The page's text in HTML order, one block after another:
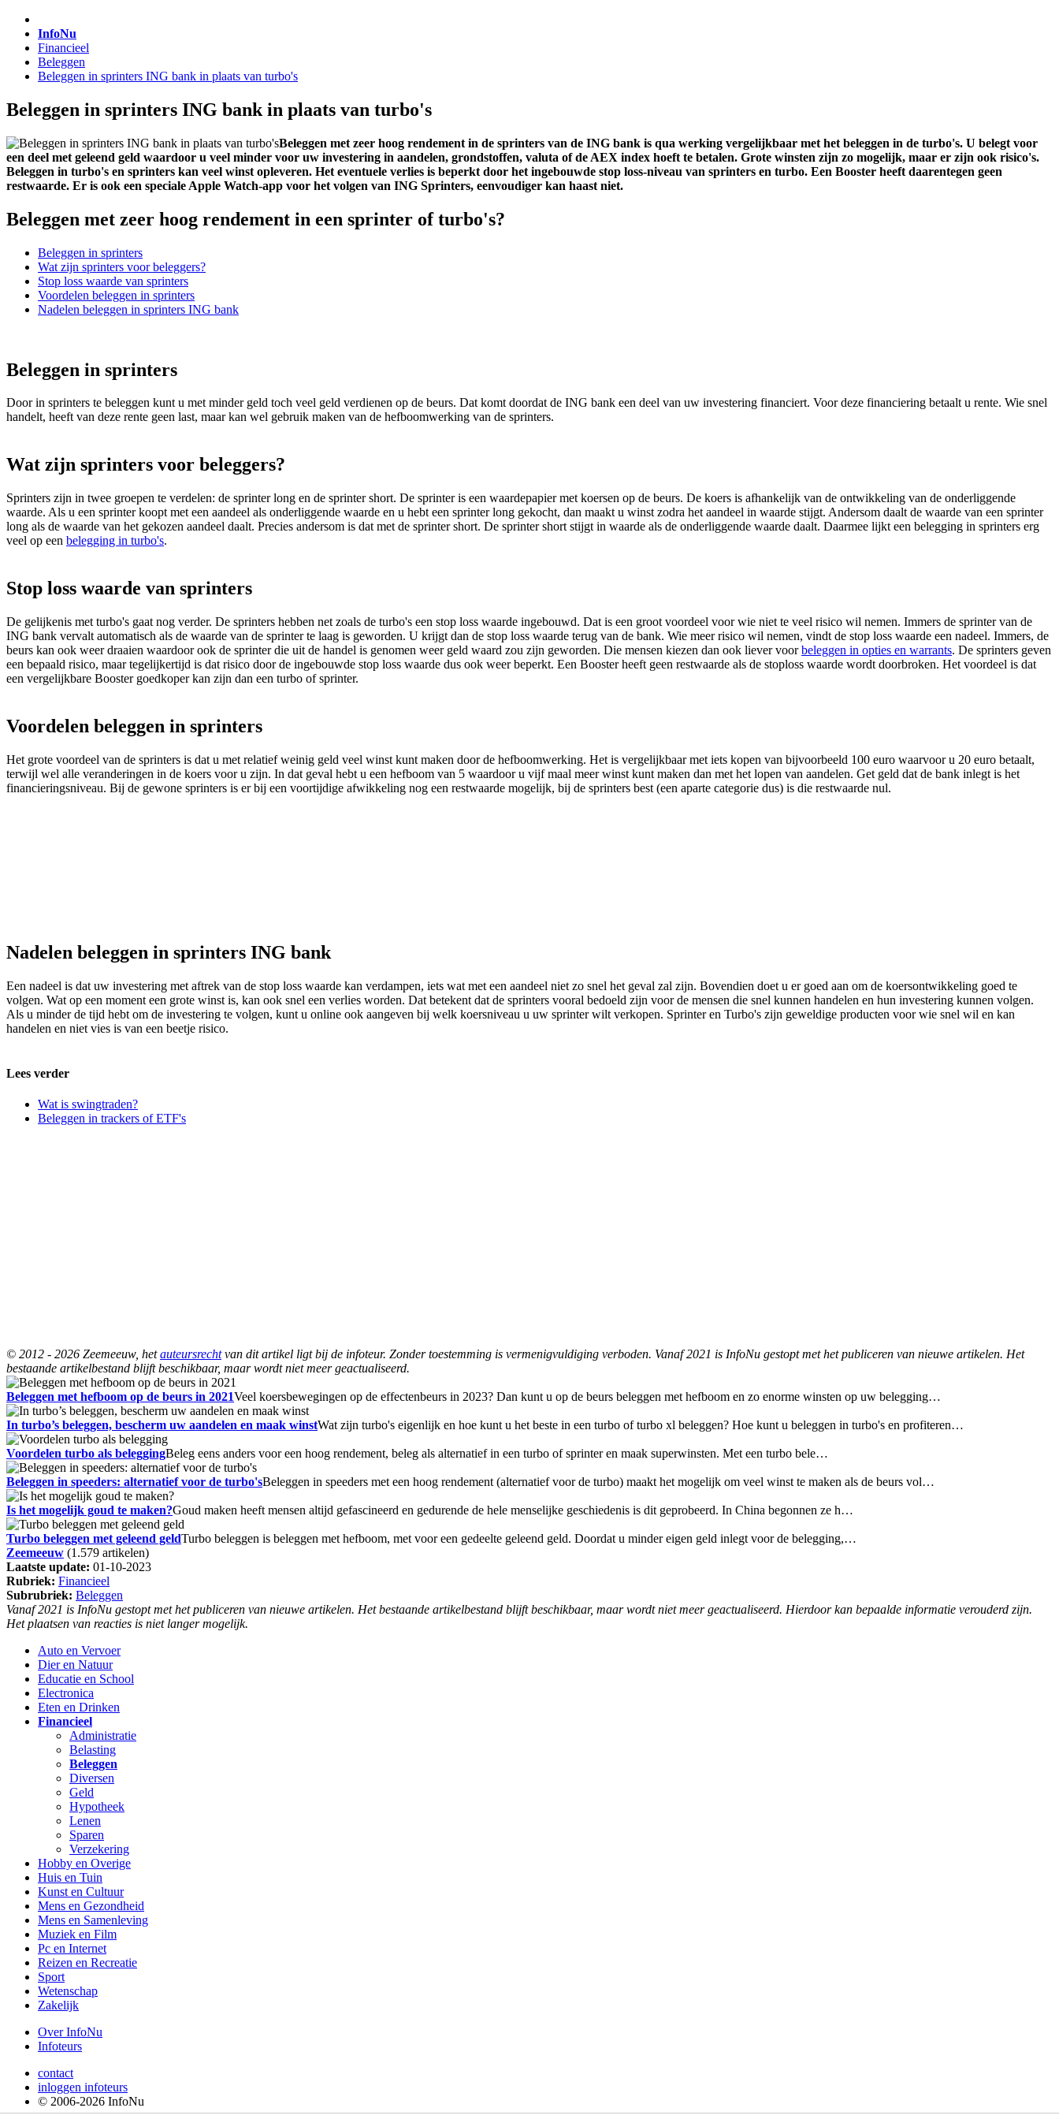
InfoNu
Financieel
Beleggen
Beleggen in sprinters ING bank in plaats van turbo's
Beleggen in sprinters ING bank in plaats van turbo's
Beleggen met zeer hoog rendement in de sprinters van de ING bank is qua werking vergelijkbaar met het beleggen in de turbo's. U belegt voor
een deel met geleend geld waardoor u veel minder voor uw investering in aandelen, grondstoffen, valuta of de AEX index hoeft te betalen. Grote winsten zijn zo mogelijk, maar er zijn ook risico's.
Beleggen in turbo's en sprinters kan veel winst opleveren. Het eventuele verlies is beperkt door het ingebouwde stop loss-niveau van sprinters en turbo. Een Booster heeft daarentegen geen
restwaarde. Er is ook een speciale Apple Watch-app voor het volgen van ING Sprinters, eenvoudiger kan haast niet.
Beleggen met zeer hoog rendement in een sprinter of turbo's?
Beleggen in sprinters
Wat zijn sprinters voor beleggers?
Stop loss waarde van sprinters
Voordelen beleggen in sprinters
Nadelen beleggen in sprinters ING bank
Beleggen in sprinters
Door in sprinters te beleggen kunt u met minder geld toch veel geld verdienen op de beurs. Dat komt doordat de ING bank een deel van uw investering financiert. Voor deze financiering betaalt u rente. Wie snel
handelt, heeft van deze rente geen last, maar kan wel gebruik maken van de hefboomwerking van de sprinters.
Wat zijn sprinters voor beleggers?
Sprinters zijn in twee groepen te verdelen: de sprinter long en de sprinter short. De sprinter is een waardepapier met koersen op de beurs. De koers is afhankelijk van de ontwikkeling van de onderliggende
waarde. Als u een sprinter koopt met een aandeel als onderliggende waarde en u hebt een sprinter long gekocht, dan maakt u winst zodra het aandeel in waarde stijgt. Andersom daalt de waarde van een sprinter
long als de waarde van het gekozen aandeel daalt. Precies andersom is dat met de sprinter short. De sprinter short stijgt in waarde als de onderliggende waarde daalt. Daarmee lijkt een belegging in sprinters erg
veel op een belegging in turbo's.
Stop loss waarde van sprinters
De gelijkenis met turbo's gaat nog verder. De sprinters hebben net zoals de turbo's een stop loss waarde ingebouwd. Dat is een groot voordeel voor wie niet te veel risico wil nemen. Immers de sprinter van de
ING bank vervalt automatisch als de waarde van de sprinter te laag is geworden. U krijgt dan de stop loss waarde terug van de bank. Wie meer risico wil nemen, vindt de stop loss waarde een nadeel. Immers, de
beurs kan ook weer draaien waardoor ook de sprinter die uit de handel is genomen weer geld waard zou zijn geworden. Die mensen kiezen dan ook liever voorbeleggen in opties en warrants. De sprinters geven
een bepaald risico, maar tegelijkertijd is dat risico door de ingebouwde stop loss waarde dus ook weer beperkt. Een Booster heeft geen restwaarde als de stoploss waarde wordt doorbroken. Het voordeel is dat
een vergelijkbare Booster goedkoper kan zijn dan een turbo of sprinter.
Voordelen beleggen in sprinters
Het grote voordeel van de sprinters is dat u met relatief weinig geld veel winst kunt maken door de hefboomwerking. Het is vergelijkbaar met iets kopen van bijvoorbeeld 100 euro waarvoor u 20 euro betaalt,
terwijl wel alle veranderingen in de koers voor u zijn. In dat geval hebt u een hefboom van 5 waardoor u vijf maal meer winst kunt maken dan met het lopen van aandelen. Get geld dat de bank inlegt is het
financieringsniveau. Bij de gewone sprinters is er bij een voortijdige afwikkeling nog een restwaarde mogelijk, bij de sprinters best (een aparte categorie dus) is die restwaarde nul.
Nadelen beleggen in sprinters ING bank
Een nadeel is dat uw investering met aftrek van de stop loss waarde kan verdampen, iets wat met een aandeel niet zo snel het geval zal zijn. Bovendien doet u er goed aan om de koersontwikkeling goed te
volgen. Wat op een moment een grote winst is, kan ook snel een verlies worden. Dat betekent dat de sprinters vooral bedoeld zijn voor de mensen die snel kunnen handelen en hun investering kunnen volgen.
Als u minder de tijd hebt om de investering te volgen, kunt u online ook aangeven bij welk koersniveau u uw sprinter wilt verkopen. Sprinter en Turbo's zijn geweldige producten voor wie snel wil en kan
handelen en niet vies is van een beetje risico.
Lees verder
Wat is swingtraden?
Beleggen in trackers of ETF's
© 2012 - 2026 Zeemeeuw, hetauteursrechtvan dit artikel ligt bij de infoteur. Zonder toestemming is vermenigvuldiging verboden. Vanaf 2021 is InfoNu gestopt met het publiceren van nieuwe artikelen. Het
bestaande artikelbestand blijft beschikbaar, maar wordt niet meer geactualiseerd.
Beleggen met hefboom op de beurs in 2021Veel koersbewegingen op de effectenbeurs in 2023? Dan kunt u op de beurs beleggen met hefboom en zo enorme winsten op uw belegging…
In turbo’s beleggen, bescherm uw aandelen en maak winstWat zijn turbo's eigenlijk en hoe kunt u het beste in een turbo of turbo xl beleggen? Hoe kunt u beleggen in turbo's en profiteren…
Voordelen turbo als beleggingBeleg eens anders voor een hoog rendement, beleg als alternatief in een turbo of sprinter en maak superwinsten. Met een turbo bele…
Beleggen in speeders: alternatief voor de turbo'sBeleggen in speeders met een hoog rendement (alternatief voor de turbo) maakt het mogelijk om veel winst te maken als de beurs vol…
Is het mogelijk goud te maken?Goud maken heeft mensen altijd gefascineerd en gedurende de hele menselijke geschiedenis is dit geprobeerd. In China begonnen ze h…
Turbo beleggen met geleend geldTurbo beleggen is beleggen met hefboom, met voor een gedeelte geleend geld. Doordat u minder eigen geld inlegt voor de belegging,…
Zeemeeuw (1.579 artikelen)
Laatste update: 01-10-2023
Rubriek: Financieel
Subrubriek: Beleggen
Vanaf 2021 is InfoNu gestopt met het publiceren van nieuwe artikelen. Het bestaande artikelbestand blijft beschikbaar, maar wordt niet meer geactualiseerd. Hierdoor kan bepaalde informatie verouderd zijn.
Het plaatsen van reacties is niet langer mogelijk.
Auto en Vervoer
Dier en Natuur
Educatie en School
Electronica
Eten en Drinken
Financieel
Administratie
Belasting
Beleggen
Diversen
Geld
Hypotheek
Lenen
Sparen
Verzekering
Hobby en Overige
Huis en Tuin
Kunst en Cultuur
Mens en Gezondheid
Mens en Samenleving
Muziek en Film
Pc en Internet
Reizen en Recreatie
Sport
Wetenschap
Zakelijk
Over InfoNu
Infoteurs
contact
inloggen infoteurs
© 2006-2026 InfoNu